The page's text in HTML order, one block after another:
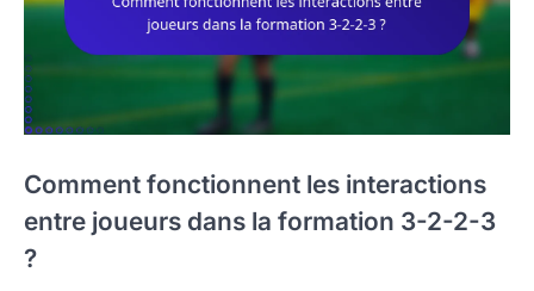
Comment fonctionnent les interactions
entre joueurs dans la formation 3-2-2-3
?